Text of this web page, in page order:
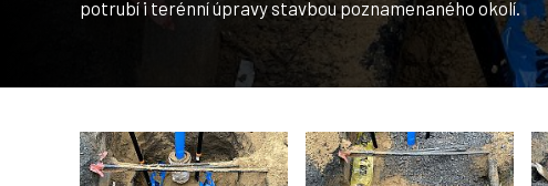
potrubí i terénní úpravy stavbou poznamenaného okolí.